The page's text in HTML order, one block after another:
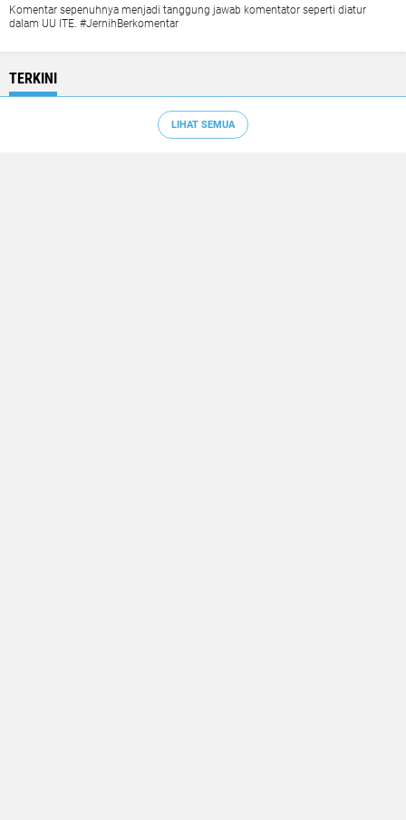
Komentar sepenuhnya menjadi tanggung jawab komentator seperti diatur
dalam UU ITE. #JernihBerkomentar
TERKINI
LIHAT SEMUA